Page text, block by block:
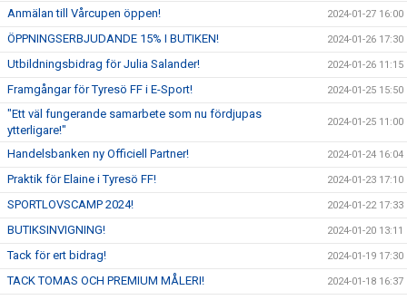
Anmälan till Vårcupen öppen! 2024-01-27 16:00
ÖPPNINGSERBJUDANDE 15% I BUTIKEN! 2024-01-26 17:30
Utbildningsbidrag för Julia Salander! 2024-01-26 11:15
Framgångar för Tyresö FF i E-Sport! 2024-01-25 15:50
"Ett väl fungerande samarbete som nu fördjupas
ytterligare!"
2024-01-25 11:00
Handelsbanken ny Officiell Partner! 2024-01-24 16:04
Praktik för Elaine i Tyresö FF! 2024-01-23 17:10
SPORTLOVSCAMP 2024! 2024-01-22 17:33
BUTIKSINVIGNING! 2024-01-20 13:11
Tack för ert bidrag! 2024-01-19 17:30
TACK TOMAS OCH PREMIUM MÅLERI! 2024-01-18 16:37